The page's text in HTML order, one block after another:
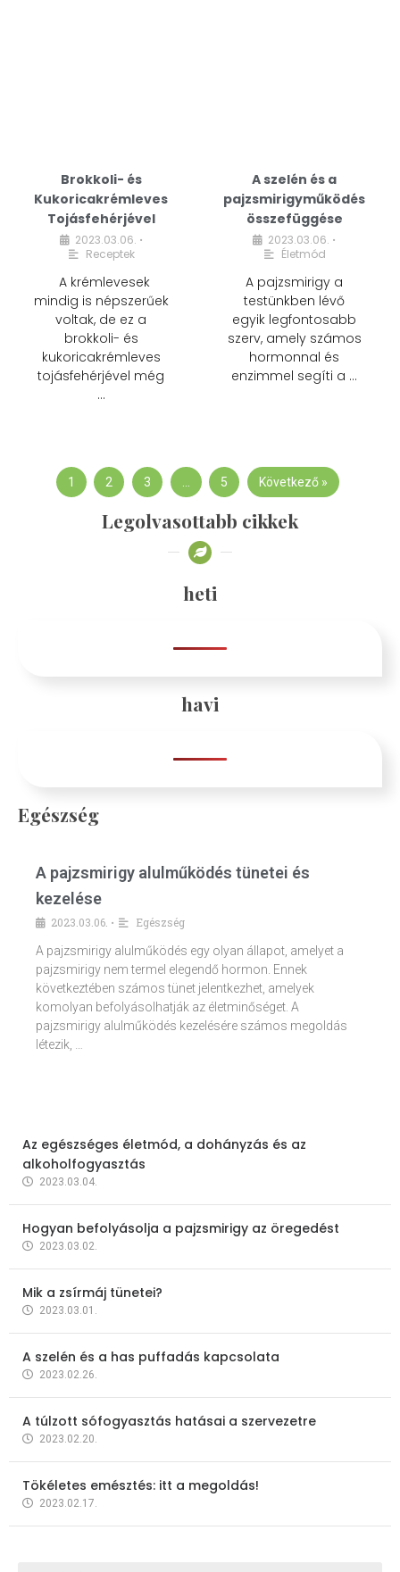
Brokkoli- és
Kukoricakrémleves
Tojásfehérjével
2023.03.06. •
Receptek
A krémlevesek
mindig is népszerűek
voltak, de ez a
brokkoli- és
kukoricakrémleves
tojásfehérjével még
…
A szelén és a
pajzsmirigyműködés
összefüggése
2023.03.06. •
Életmód
A pajzsmirigy a
testünkben lévő
egyik legfontosabb
szerv, amely számos
hormonnal és
enzimmel segíti a …
1 2 3 … 5 Következő »
Legolvasottabb cikkek
heti
havi
Egészség
A pajzsmirigy alulműködés tünetei és
kezelése
2023.03.06. •
Egészség
A pajzsmirigy alulműködés egy olyan állapot, amelyet a
pajzsmirigy nem termel elegendő hormon. Ennek
következtében számos tünet jelentkezhet, amelyek
komolyan befolyásolhatják az életminőséget. A
pajzsmirigy alulműködés kezelésére számos megoldás
létezik, …
Az egészséges életmód, a dohányzás és az
alkoholfogyasztás
2023.03.04.
Hogyan befolyásolja a pajzsmirigy az öregedést
2023.03.02.
Mik a zsírmáj tünetei?
2023.03.01.
A szelén és a has puffadás kapcsolata
2023.02.26.
A túlzott sófogyasztás hatásai a szervezetre
2023.02.20.
Tökéletes emésztés: itt a megoldás!
2023.02.17.